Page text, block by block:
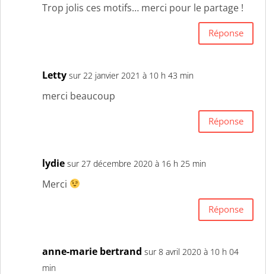
Trop jolis ces motifs… merci pour le partage !
Réponse
Letty sur 22 janvier 2021 à 10 h 43 min
merci beaucoup
Réponse
lydie sur 27 décembre 2020 à 16 h 25 min
Merci
Réponse
anne-marie bertrand sur 8 avril 2020 à 10 h 04
min